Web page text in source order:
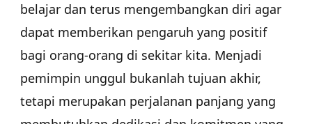
belajar dan terus mengembangkan diri agar
dapat memberikan pengaruh yang positif
bagi orang-orang di sekitar kita. Menjadi
pemimpin unggul bukanlah tujuan akhir,
tetapi merupakan perjalanan panjang yang